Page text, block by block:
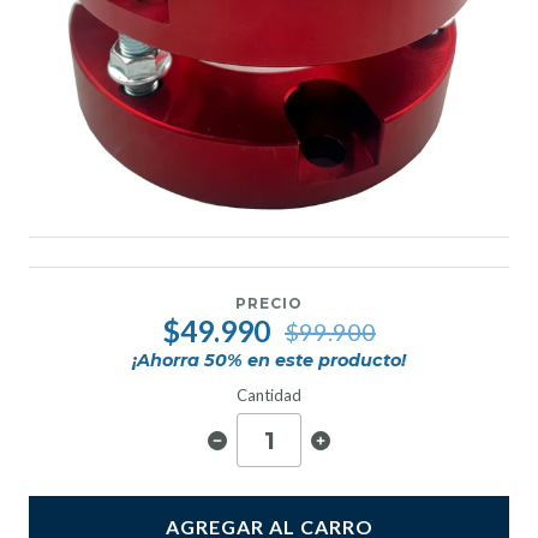
PRECIO
$49.990 $99.900
¡Ahorra 50% en este producto!
Cantidad
AGREGAR AL CARRO